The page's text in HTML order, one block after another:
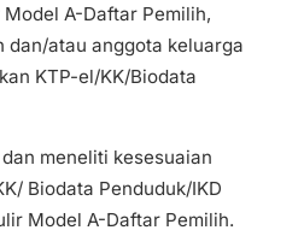
A-Daftar Pemilih,
dan/atau anggota keluarga
KTP-el/KK/Biodata
meneliti kesesuaian
Biodata Penduduk/IKD
Model A-Daftar Pemilih.